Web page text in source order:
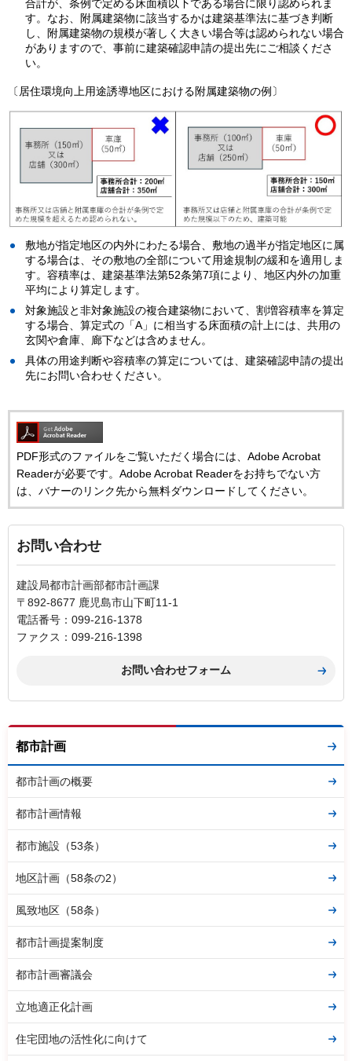
合計が、条例で定める床面積以下である場合に限り認められま
す。なお、附属建築物に該当するかは建築基準法に基づき判断
し、附属建築物の規模が著しく大きい場合等は認められない場合
がありますので、事前に建築確認申請の提出先にご相談くださ
い。
〔居住環境向上用途誘導地区における附属建築物の例〕
敷地が指定地区の内外にわたる場合、敷地の過半が指定地区に属
する場合は、その敷地の全部について用途規制の緩和を適用しま
す。容積率は、建築基準法第52条第7項により、地区内外の加重
平均により算定します。
対象施設と非対象施設の複合建築物において、割増容積率を算定
する場合、算定式の「A」に相当する床面積の計上には、共用の
玄関や倉庫、廊下などは含めません。
具体の用途判断や容積率の算定については、建築確認申請の提出
先にお問い合わせください。
PDF形式のファイルをご覧いただく場合には、Adobe Acrobat
Readerが必要です。Adobe Acrobat Readerをお持ちでない方
は、バナーのリンク先から無料ダウンロードしてください。
お問い合わせ
建設局都市計画部都市計画課
〒892-8677 鹿児島市山下町11-1
電話番号：099-216-1378
ファクス：099-216-1398
都市計画
都市計画の概要
都市計画情報
都市施設（53条）
地区計画（58条の2）
風致地区（58条）
都市計画提案制度
都市計画審議会
立地適正化計画
住宅団地の活性化に向けて